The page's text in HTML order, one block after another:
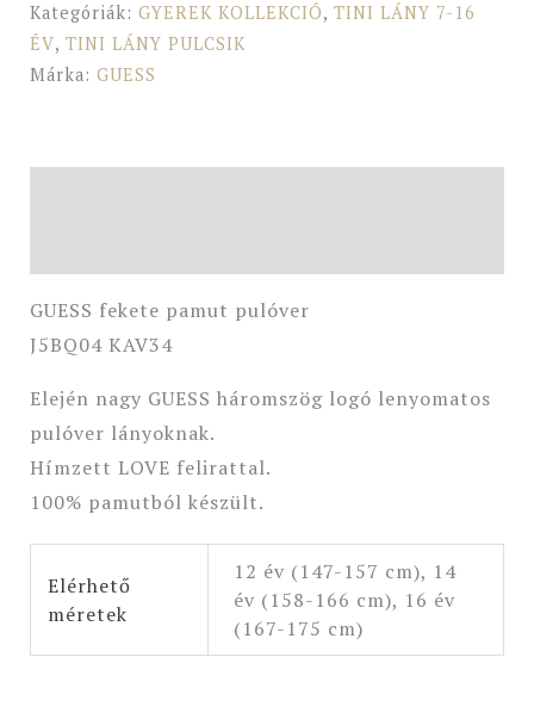
Kategóriák: GYEREK KOLLEKCIÓ, TINI LÁNY 7-16
ÉV, TINI LÁNY PULCSIK
Márka: GUESS
GUESS fekete pamut pulóver
J5BQ04 KAV34
Elején nagy GUESS háromszög logó lenyomatos
pulóver lányoknak.
Hímzett LOVE felirattal.
100% pamutból készült.
Elérhető
méretek
12 év (147-157 cm), 14
év (158-166 cm), 16 év
(167-175 cm)